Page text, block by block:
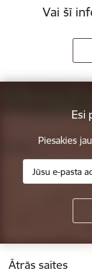
Vai šī
Esi
Piesakies
Kājene
Ātrās saites